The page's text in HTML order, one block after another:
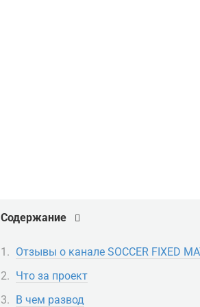
Содержание
Отзывы о канале SOCCER FIXED
Что за проект
В чем развод